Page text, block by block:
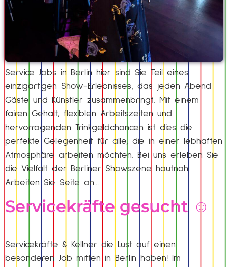
Service Jobs in Berlin hier sind Sie Teil eines
einzigartigen Show-Erlebnisses, das jeden Abend
Gäste und Künstler zusammenbringt. Mit einem
fairen Gehalt, flexiblen Arbeitszeiten und
hervorragenden Trinkgeldchancen ist dies die
perfekte Gelegenheit für alle, die in einer lebhaften
Atmosphäre arbeiten möchten. Bei uns erleben Sie
die Vielfalt der Berliner Showszene hautnah:
Arbeiten Sie Seite an…
Servicekräfte gesucht ☺️
Servicekräfte & Kellner die Lust auf einen
besonderen Job mitten in Berlin haben! Im